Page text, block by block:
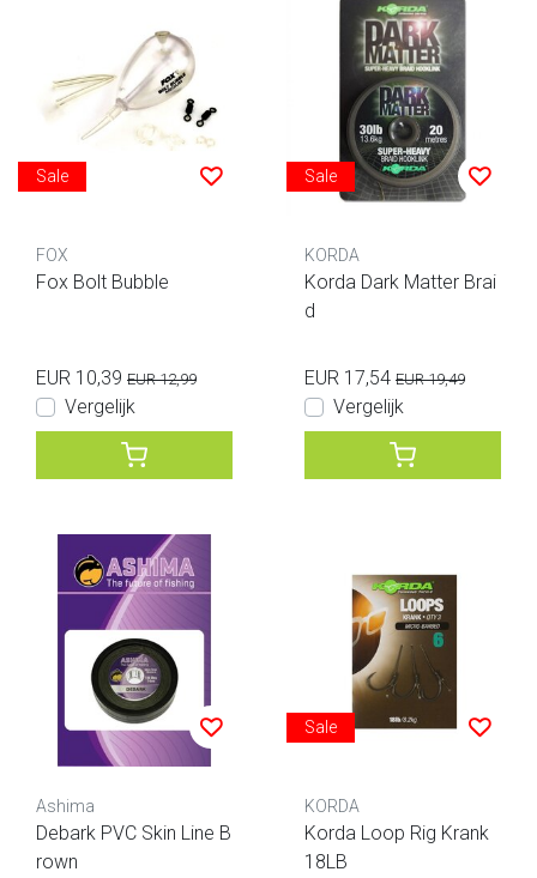
Sale
FOX
Fox Bolt Bubble
EUR 10,39 EUR 12,99
Vergelijk
Sale
KORDA
Korda Dark Matter Brai
d
EUR 17,54 EUR 19,49
Vergelijk
Ashima
Debark PVC Skin Line B
rown
Sale
KORDA
Korda Loop Rig Krank
18LB